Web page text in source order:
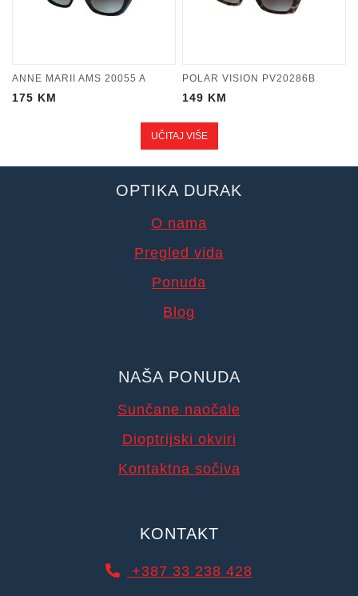
ANNE MARII AMS 20055 A
175 KM
POLAR VISION PV20286B
149 KM
UČITAJ VIŠE
OPTIKA DURAK
O nama
Pregled vida
Ponuda
Blog
NAŠA PONUDA
Sunčane naočale
Dioptrijski okviri
Kontaktna sočiva
KONTAKT
+387 33 238 428